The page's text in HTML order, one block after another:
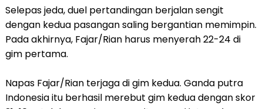
Selepas jeda, duel pertandingan berjalan sengit
dengan kedua pasangan saling bergantian memimpin.
Pada akhirnya, Fajar/Rian harus menyerah 22-24 di
gim pertama.
Napas Fajar/Rian terjaga di gim kedua. Ganda putra
Indonesia itu berhasil merebut gim kedua dengan skor